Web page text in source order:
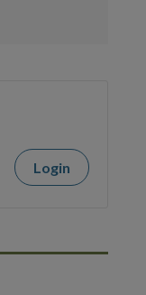
Login